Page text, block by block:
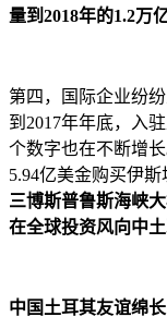
量到2018年的1.2万
第四，国际企业纷
到2017年年底，入
个数字也在不断增
5.94亿美金购买伊斯
三博斯普鲁斯海峡
在全球投资风向中
中国土耳其友谊绵